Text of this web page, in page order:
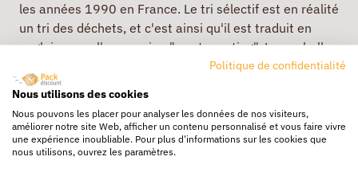
les années 1990 en France. Le tri sélectif est en réalité
un tri des déchets, et c'est ainsi qu'il est traduit en
anglais, avec l'expression "waste sorting". La poubelle
de tri devient donc "a sorting trash".
Livraison rapide
24/72h partout en europe
Politique de confidentialité
Nous utilisons des cookies
Nous pouvons les placer pour analyser les données de nos visiteurs,
améliorer notre site Web, afficher un contenu personnalisé et vous faire vivre
une expérience inoubliable. Pour plus d'informations sur les cookies que
nous utilisons, ouvrez les paramètres.